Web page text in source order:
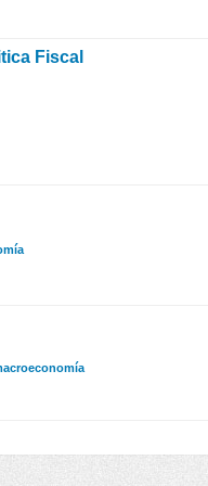
Fiscal